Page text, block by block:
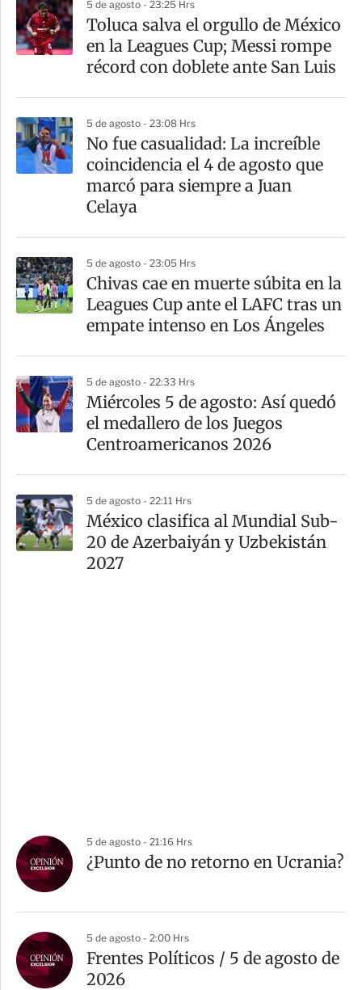
a
r
t
5 de agosto - 23:25 Hrs
Toluca salva el orgullo de México
en la Leagues Cup; Messi rompe
récord con doblete ante San Luis
5 de agosto - 23:08 Hrs
No fue casualidad: La increíble
coincidencia el 4 de agosto que
marcó para siempre a Juan
Celaya
5 de agosto - 23:05 Hrs
Chivas cae en muerte súbita en la
Leagues Cup ante el LAFC tras un
empate intenso en Los Ángeles
5 de agosto - 22:33 Hrs
Miércoles 5 de agosto: Así quedó
el medallero de los Juegos
Centroamericanos 2026
5 de agosto - 22:11 Hrs
México clasifica al Mundial Sub-
20 de Azerbaiyán y Uzbekistán
2027
5 de agosto - 21:16 Hrs
¿Punto de no retorno en Ucrania?
5 de agosto - 2:00 Hrs
Frentes Políticos / 5 de agosto de
2026